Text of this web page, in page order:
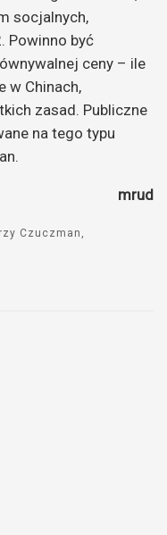
socjalnych,
Powinno być
ceny – ile
w Chinach,
zasad. Publiczne
na tego typu
mrud
Czuczman